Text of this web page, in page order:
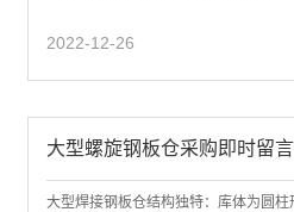
2022-12-26
大型螺旋钢板仓采购即时留
大型焊接钢板仓结构独特：库体为圆